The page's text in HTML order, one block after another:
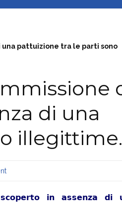
pattuizione tra le parti sono
di una
illegittime.
in assenza di